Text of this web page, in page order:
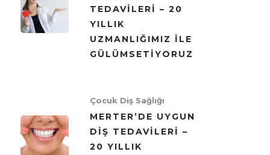
TEDAVILERI – 20
YILLIK
UZMANLIĞIMIZ ILE
GÜLÜMSETIYORUZ
Çocuk Diş Sağlığı
MERTER’DE UYGUN
DIŞ TEDAVILERI –
20 YILLIK